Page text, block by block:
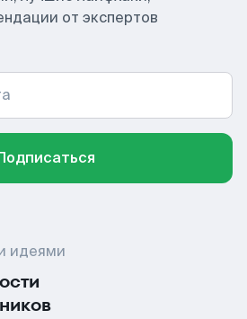
от экспертов
идеями